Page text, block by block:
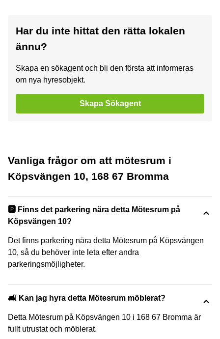
Har du inte hittat den rätta lokalen
ännu?
Skapa en sökagent och bli den första att informeras
om nya hyresobjekt.
Skapa Sökagent
Vanliga frågor om att mötesrum i
Köpsvängen 10, 168 67 Bromma
🅿️ Finns det parkering nära detta Mötesrum på
Köpsvängen 10?
Det finns parkering nära detta Mötesrum på Köpsvängen
10, så du behöver inte leta efter andra
parkeringsmöjligheter.
🛋️ Kan jag hyra detta Mötesrum möblerat?
Detta Mötesrum på Köpsvängen 10 i 168 67 Bromma är
fullt utrustat och möblerat.